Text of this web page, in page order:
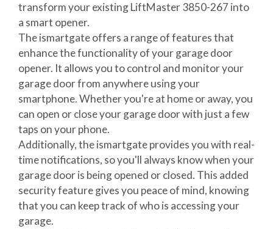
transform your existing LiftMaster 3850-267 into
a smart opener.
The ismartgate offers a range of features that
enhance the functionality of your garage door
opener. It allows you to control and monitor your
garage door from anywhere using your
smartphone. Whether you're at home or away, you
can open or close your garage door with just a few
taps on your phone.
Additionally, the ismartgate provides you with real-
time notifications, so you'll always know when your
garage door is being opened or closed. This added
security feature gives you peace of mind, knowing
that you can keep track of who is accessing your
garage.